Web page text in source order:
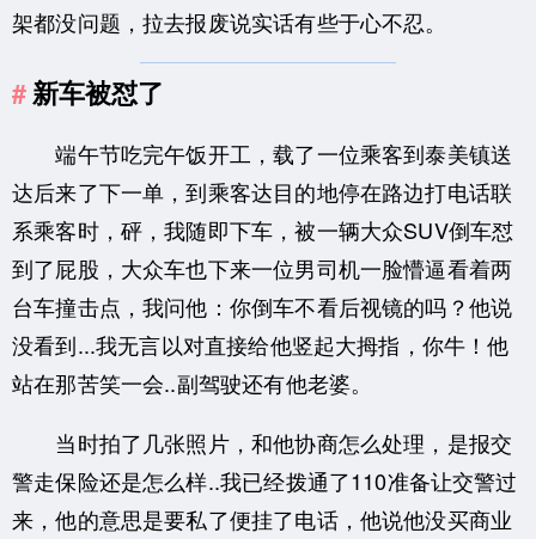
架都没问题，拉去报废说实话有些于心不忍。
新车被怼了
端午节吃完午饭开工，载了一位乘客到泰美镇送
达后来了下一单，到乘客达目的地停在路边打电话联
系乘客时，砰，我随即下车，被一辆大众SUV倒车怼
到了屁股，大众车也下来一位男司机一脸懵逼看着两
台车撞击点，我问他：你倒车不看后视镜的吗？他说
没看到...我无言以对直接给他竖起大拇指，你牛！他
站在那苦笑一会..副驾驶还有他老婆。
当时拍了几张照片，和他协商怎么处理，是报交
警走保险还是怎么样..我已经拨通了110准备让交警过
来，他的意思是要私了便挂了电话，他说他没买商业